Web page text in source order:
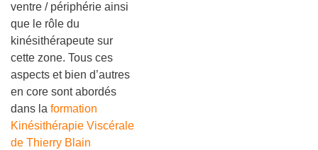
ventre / périphérie ainsi
que le rôle du
kinésithérapeute sur
cette zone. Tous ces
aspects et bien d’autres
en core sont abordés
dans la formation
Kinésithérapie Viscérale
de Thierry Blain